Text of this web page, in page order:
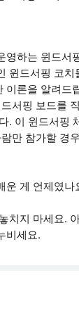
영하는 윈드서
윈드서핑 코치
이론을 알려드
서핑 보드를
. 이 윈드서핑
만 참가할 경
운 게 언제였나
치지 마세요.
비세요.